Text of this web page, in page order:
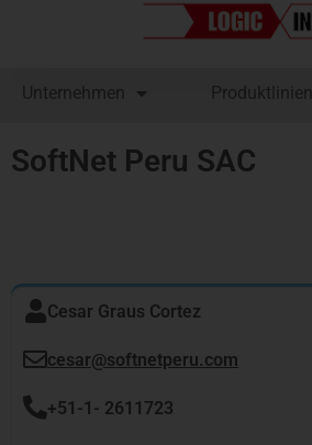
Unternehmen Produktlinien
SoftNet Peru SAC
Cesar Graus Cortez
cesar@softnetperu.com
+51-1- 2611723